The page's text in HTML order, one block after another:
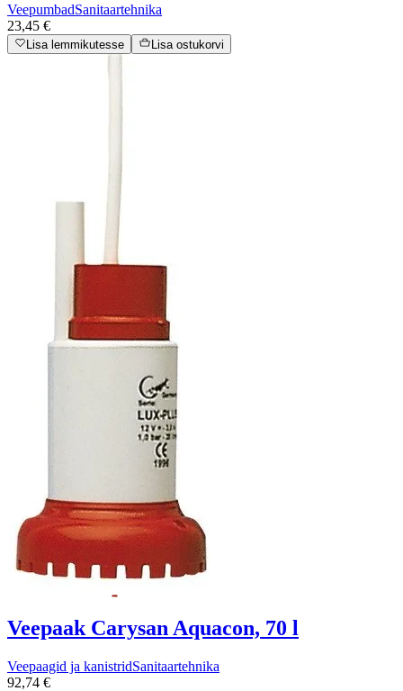
VeepumbadSanitaartehnika
23,45 €
Lisa lemmikutesse Lisa ostukorvi
Veepaak Carysan Aquacon, 70 l
Veepaagid ja kanistridSanitaartehnika
92,74 €